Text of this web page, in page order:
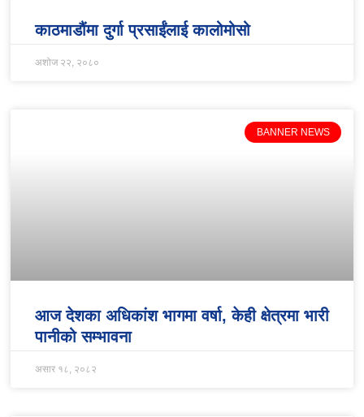
काठमाडौंमा दुर्गा प्रसाईंलाई कालोमोसो
अशोज २२, २०८०
BANNER NEWS
आज देशका अधिकांश भागमा वर्षा, केही क्षेत्रमा भारी
पानीको सम्भावना
असार १८, २०८२